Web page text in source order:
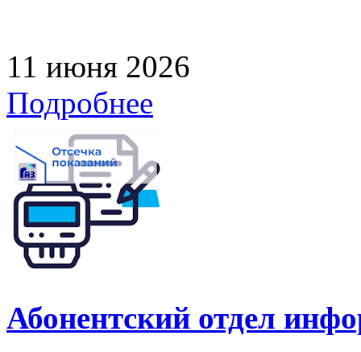
11 июня 2026
Подробнее
Абонентский отдел